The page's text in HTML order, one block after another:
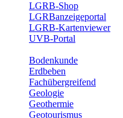
LGRB-Shop
LGRBanzeigeportal
LGRB-Kartenviewer
UVB-Portal
Bodenkunde
Erdbeben
Fachübergreifend
Geologie
Geothermie
Geotourismus